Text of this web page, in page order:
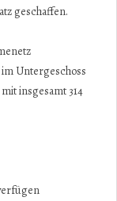
geschaffen.
Unterge­schoss
insgesamt 314